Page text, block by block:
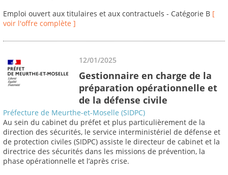
Emploi ouvert aux titulaires et aux contractuels - Catégorie B [
voir l'offre complète ]
12/01/2025
Gestionnaire en charge de la
préparation opérationnelle et
de la défense civile
Préfecture de Meurthe-et-Moselle (SIDPC)
Au sein du cabinet du préfet et plus particulièrement de la
direction des sécurités, le service interministériel de défense et
de protection civiles (SIDPC) assiste le directeur de cabinet et la
directrice des sécurités dans les missions de prévention, la
phase opérationnelle et l’après crise.